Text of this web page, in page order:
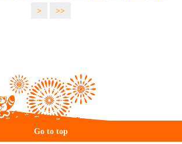
>
>>
Go to top